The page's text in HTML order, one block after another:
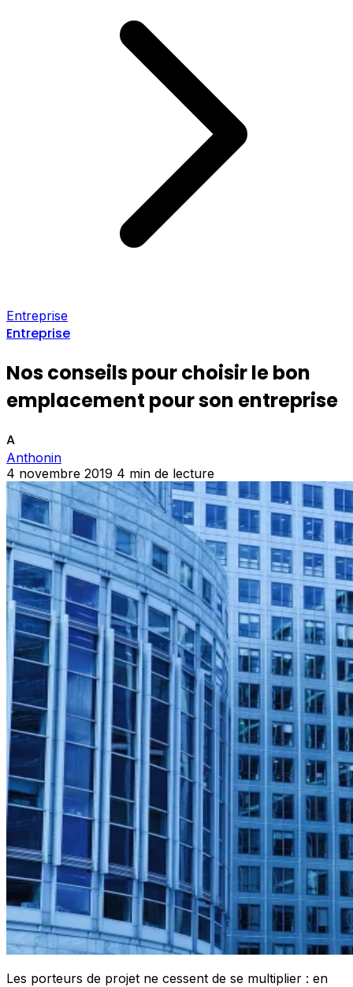
Entreprise
Entreprise
Nos conseils pour choisir le bon
emplacement pour son entreprise
A
Anthonin
4 novembre 2019 4 min de lecture
Les porteurs de projet ne cessent de se multiplier : en